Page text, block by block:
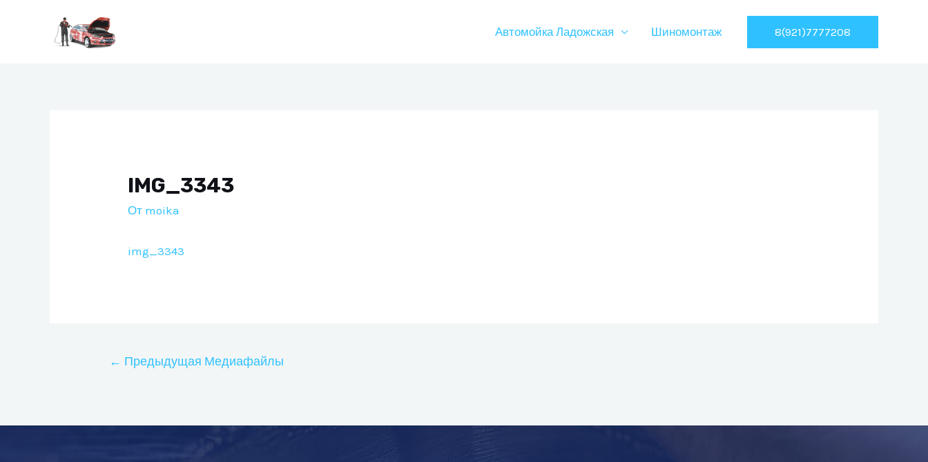
содержимому
Автомойка Ладожская Шиномонтаж 8(921)7777208
IMG_3343
От moika
img_3343
Навигация
← Предыдущая Медиафайлы